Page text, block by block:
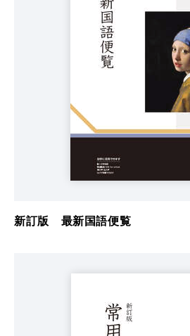
新訂版 最新国語便覧